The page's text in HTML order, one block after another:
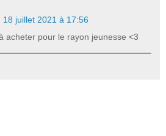
18 juillet 2021 à 17:56
acheter pour le rayon jeunesse <3